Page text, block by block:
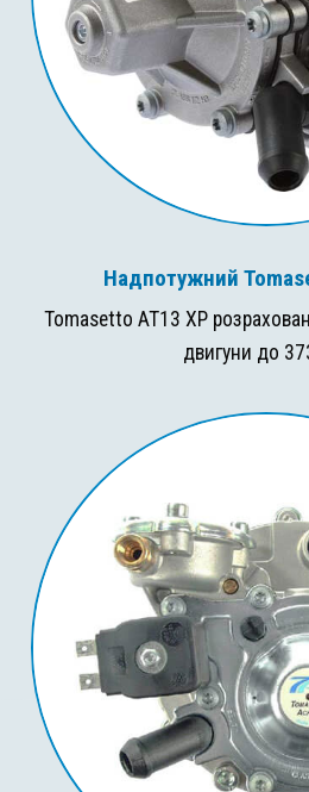
Надпотужний
Tomasetto AT13 XP
двигуни до